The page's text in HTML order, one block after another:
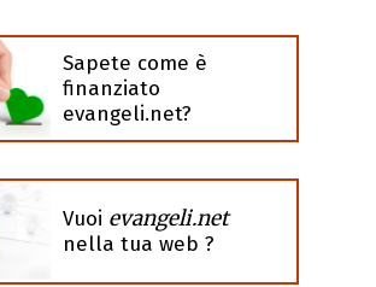
Sapete come è
finanziato
evangeli.net?
Vuoi evangeli.net
nella tua web ?